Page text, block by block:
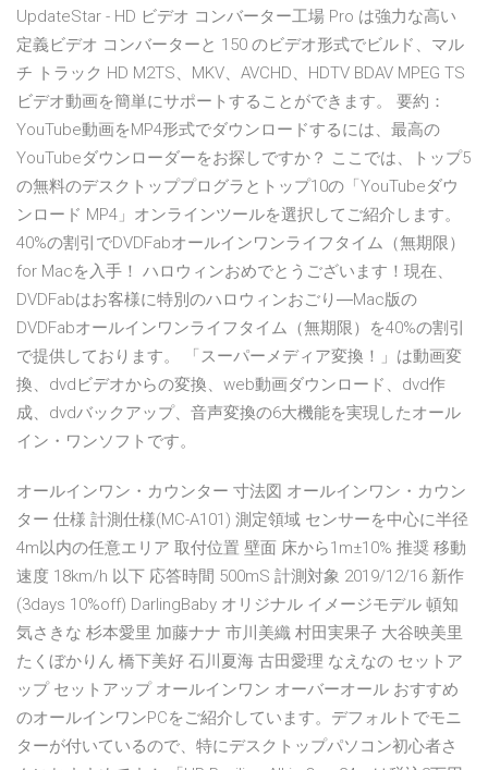
UpdateStar - HD ビデオ コンバーター工場 Pro は強力な高い
定義ビデオ コンバーターと 150 のビデオ形式でビルド、マル
チ トラック HD M2TS、MKV、AVCHD、HDTV BDAV MPEG TS
ビデオ動画を簡単にサポートすることができます。 要約：
YouTube動画をMP4形式でダウンロードするには、最高の
YouTubeダウンローダーをお探しですか？ ここでは、トップ5
の無料のデスクトッププログラとトップ10の「YouTubeダウ
ンロード MP4」オンラインツールを選択してご紹介します。
40%の割引でDVDFabオールインワンライフタイム（無期限）
for Macを入手！ ハロウィンおめでとうございます！現在、
DVDFabはお客様に特別のハロウィンおごり―Mac版の
DVDFabオールインワンライフタイム（無期限）を40%の割引
で提供しております。 「スーパーメディア変換！」は動画変
換、dvdビデオからの変換、web動画ダウンロード、dvd作
成、dvdバックアップ、音声変換の6大機能を実現したオール
イン・ワンソフトです。
オールインワン・カウンター 寸法図 オールインワン・カウン
ター 仕様 計測仕様(MC-A101) 測定領域 センサーを中心に半径
4m以内の任意エリア 取付位置 壁面 床から1m±10% 推奨 移動
速度 18km/h 以下 応答時間 500mS 計測対象 2019/12/16 新作
(3days 10%off) DarlingBaby オリジナル イメージモデル 頓知
気さきな 杉本愛里 加藤ナナ 市川美織 村田実果子 大谷映美里
たくぼかりん 橋下美好 石川夏海 古田愛理 なえなの セットア
ップ セットアップ オールインワン オーバーオール おすすめ
のオールインワンPCをご紹介しています。デフォルトでモニ
ターが付いているので、特にデスクトップパソコン初心者さ